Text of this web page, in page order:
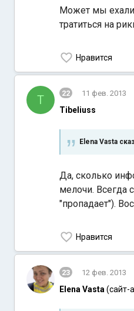
Может мы ехали
тратиться на
Нравится
T 22 11 фев. 2013
Tibeliuss
Elena Vasta
Да, сколько
мелочи. Всегда
"пропадает").
Нравится
23 12 фев. 2013
Elena Vasta (сайт-